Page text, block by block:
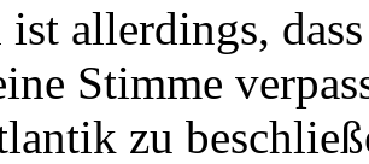
ist allerdings,
Stimme
zu